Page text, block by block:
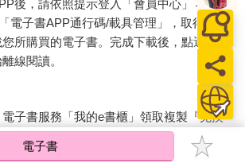
尼（Liz Cheney），譚美．達克沃斯
），莎曼珊．包爾（Samantha Power）以
Trahan)。
受只有事業沒有家庭的選擇，也不再滿足於
大體上來說，大學畢業女性希望在兩個領域
達成這個目標除了需要在各種時間衝突上折
許多困難的決定。
平的。我們每個人擁有的時間都相同，在分
定。大學畢業女性企圖獲致家庭和事業成
後，請依照提示登入「會員中心」→「我
電子書APP通行碼/載具管理」，取得通行
所購買的電子書。完成下載後，點選任一
線閱讀。
子書服務「我的e書櫃」領取複製『兌換
商Readmoo進行兌換。
電子書